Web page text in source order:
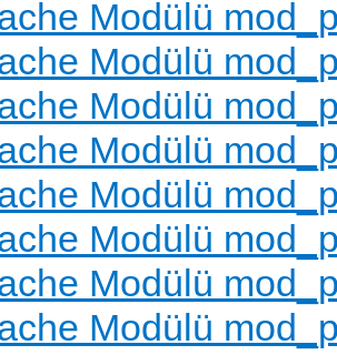
Modülü
Modülü
Modülü
Modülü
Modülü
Modülü
Modülü
Modülü